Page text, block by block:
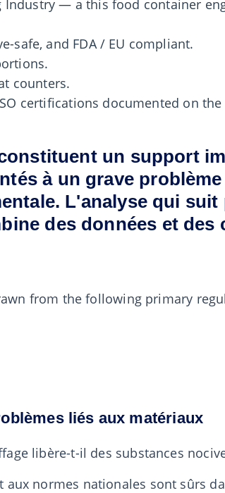
Industry — a this food container
safe, and FDA / EU compliant.
counters.
certifications documented on the
un support
à un grave
L'analyse qui suit
des données et des
from the following primary
liés aux matériaux
libère-t-il des substances
normes nationales sont sûrs